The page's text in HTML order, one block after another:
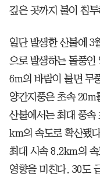
깊은 곳까지 불이 침
일단 발생한 산불에 3
으로 발생하는 돌풍
6m의 바람이 불면 무
양간지풍은 초속 20m
산불에서는 최대 풍속
km의 속도로 확산됐
최대 시속 8.2km의
영향을 미친다. 30도